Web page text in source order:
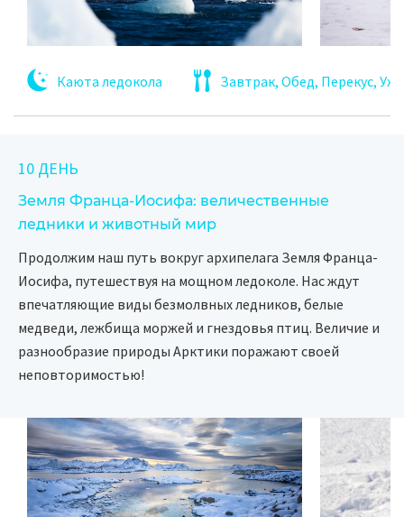
Каюта ледокола Завтрак, Обед, Перекус,
10 ДЕНЬ
Земля Франца-Иосифа: величественные
ледники и животный мир
Продолжим наш путь вокруг архипелага Земля Франца-
Иосифа, путешествуя на мощном ледоколе. Нас ждут
впечатляющие виды безмолвных ледников, белые
медведи, лежбища моржей и гнездовья птиц. Величие и
разнообразие природы Арктики поражают своей
неповторимостью!